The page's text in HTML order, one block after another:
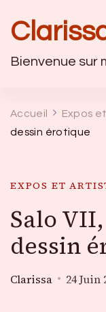
Bienvenue sur
Accueil Expos
dessin érotique
EXPOS ET
Salo
dessin
Clarissa 24 Juin